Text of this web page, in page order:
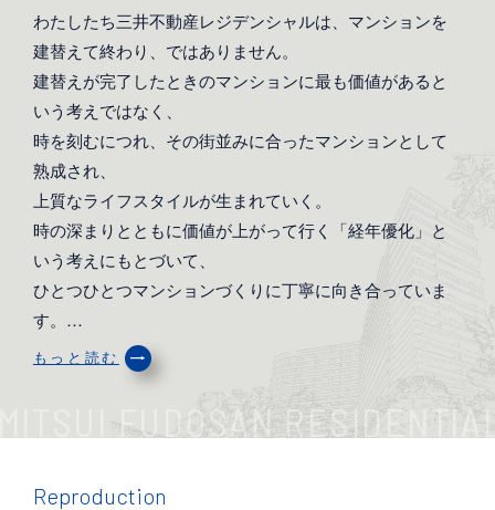
FUDOSAN
わたしたち三井不動産レジデンシャルは、マンションを
建替えて終わり、ではありません。
建替えが完了したときのマンションに最も価値があると
いう考えではなく、
時を刻むにつれ、その街並みに合ったマンションとして
熟成され、
上質なライフスタイルが⽣まれていく。
時の深まりとともに価値が上がって⾏く「経年優化」と
いう考えにもとづいて、
ひとつひとつマンションづくりに丁寧に向き合っていま
す。…
もっと読む
Reproduction